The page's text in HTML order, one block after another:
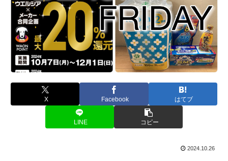
X Facebook はてブ
LINE コピー
2024.10.26